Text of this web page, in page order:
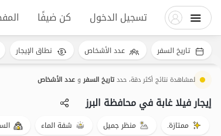
تسجيل الدخول كن ضيفًا
لمشاهدة نتائج أكثر دقة، حددتاريخ السفروعدد الأشخاص
إيجار فيلا غابة في محافظة البرز
ممتازة. منظر جميل شفة الماء
تاريخ السفر عدد الأشخاص نطاق الإيجار